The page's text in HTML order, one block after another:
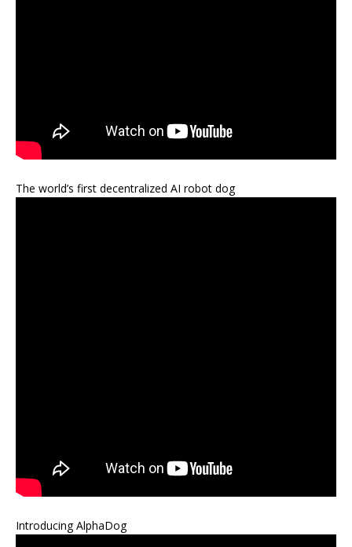
The world’s first decentralized AI robot dog
Introducing AlphaDog